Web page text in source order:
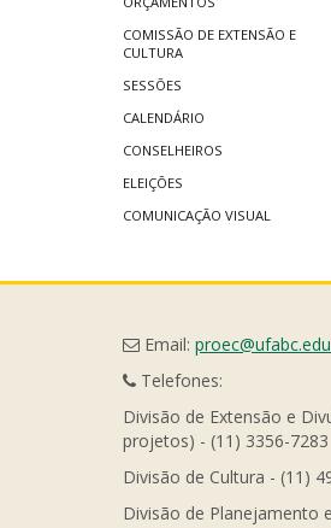
COMISSÃO DE EXTENSÃO E
CULTURA
SESSÕES
CALENDÁRIO
CONSELHEIROS
ELEIÇÕES
COMUNICAÇÃO VISUAL
Email:
Telefones:
Divisão de Extensão e
projetos) - (11) 3356-7283
Divisão de Cultura - (11)
Divisão de Planejamento